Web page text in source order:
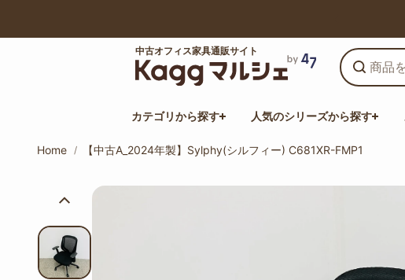
中古オフィス家具通販サイト
カテゴリから探す 人気のシリーズから探す
Home 【中古A_2024年製】Sylphy(シルフィー) C681XR-FMP1